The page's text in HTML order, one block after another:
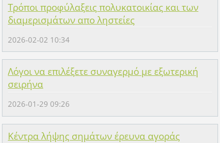
Τρόποι προφύλαξεις πολυκατοικίας και των
διαμερισμάτων απο ληστείες
2026-02-02 10:34
Λόγοι να επιλέξετε συναγερμό με εξωτερική
σειρήνα
2026-01-29 09:26
Κέντρα λήψης σημάτων έρευνα αγοράς